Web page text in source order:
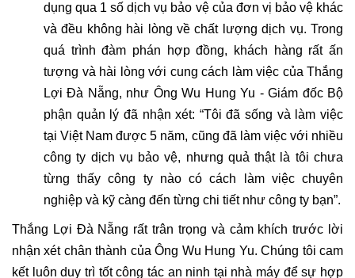
dụng qua 1 số dịch vụ bảo vệ của đơn vị bảo vệ khác
và đều không hài lòng về chất lượng dịch vụ. Trong
quá trình đàm phán hợp đồng, khách hàng rất ấn
tượng và hài lòng với cung cách làm việc của Thắng
Lợi Đà Nẵng, như Ông Wu Hung Yu - Giám đốc Bộ
phận quản lý đã nhận xét: “Tôi đã sống và làm việc
tại Việt Nam được 5 năm, cũng đã làm việc với nhiều
công ty dịch vụ bảo vệ, nhưng quả thật là tôi chưa
từng thấy công ty nào có cách làm việc chuyên
nghiệp và kỹ càng đến từng chi tiết như công ty bạn”.
Thắng Lợi Đà Nẵng rất trân trọng và cảm khích trước lời
nhận xét chân thành của Ông Wu Hung Yu. Chúng tôi cam
kết luôn duy trì tốt công tác an ninh tại nhà máy để sự hợp